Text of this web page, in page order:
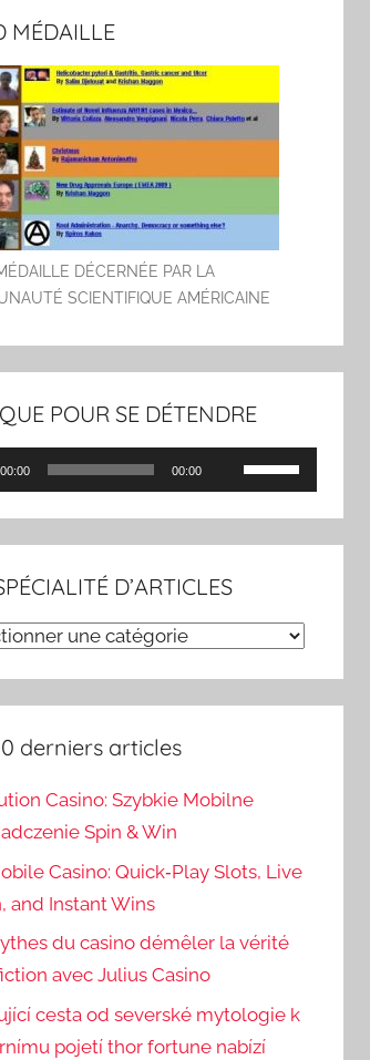
MÉDAILLE
DÉCERNÉE PAR LA
SCIENTIFIQUE AMÉRICAINE
POUR SE DÉTENDRE
00:00 00:00
Utilisez
les
augmenter
ou
D’ARTICLES
derniers articles
Casino: Szybkie Mobilne
Spin & Win
Casino: Quick‑Play Slots, Live
and Instant Wins
du casino démêler la vérité
avec Julius Casino
cesta od severské mytologie k
pojetí thor fortune nabízí